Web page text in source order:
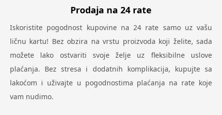
Prodaja na 24 rate
Iskoristite pogodnost kupovine na 24 rate samo uz vašu
ličnu kartu! Bez obzira na vrstu proizvoda koji želite, sada
možete lako ostvariti svoje želje uz fleksibilne uslove
plaćanja. Bez stresa i dodatnih komplikacija, kupujte sa
lakoćom i uživajte u pogodnostima plaćanja na rate koje
vam nudimo.